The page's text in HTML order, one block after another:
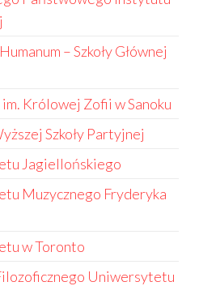
– Szkoły Głównej
Królowej Zofii w Sanoku
Szkoły Partyjnej
Jagiellońskiego
Muzycznego Fryderyka
w Toronto
Uniwersytetu